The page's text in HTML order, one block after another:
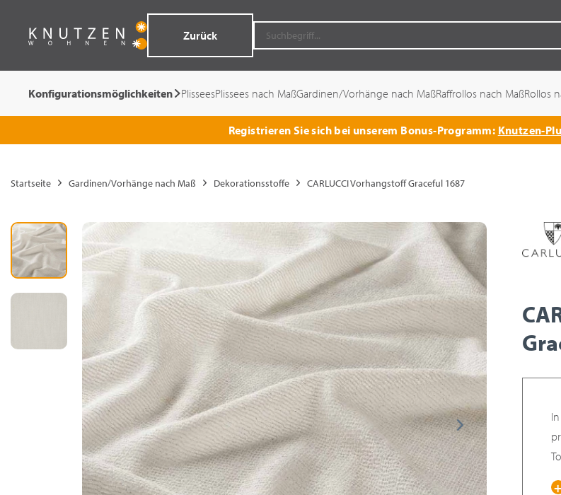
Zurück
Konfigurationsmöglichkeiten PlisseesPlissees nach MaßGardinen/Vorhänge nach MaßRaffrollos nach MaßRollos
Registrieren Sie sich bei unserem Bonus-Programm: Knutzen-
Startseite Gardinen/Vorhänge nach Maß Dekorationsstoffe CARLUCCI Vorhangstoff Graceful 1687